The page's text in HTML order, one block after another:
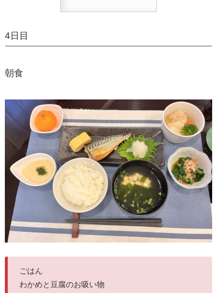
4日目
朝食
ごはん
わかめと豆腐のお吸い物